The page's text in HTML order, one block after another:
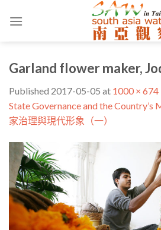
Garland flower maker,
Published 2017-05-05 at 1000 × 674
State Governance and the Country’s
家治理與現代形象（一）